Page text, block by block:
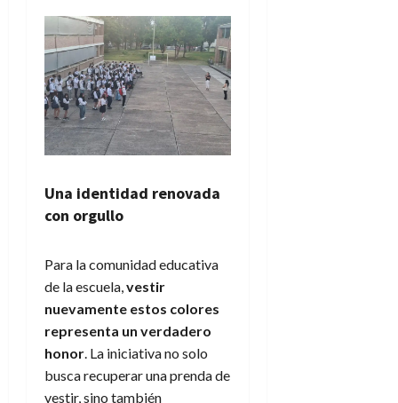
Una identidad renovada
con orgullo
Para la comunidad educativa
de la escuela, vestir
nuevamente estos colores
representa un verdadero
honor . La iniciativa no solo
busca recuperar una prenda de
vestir, sino también